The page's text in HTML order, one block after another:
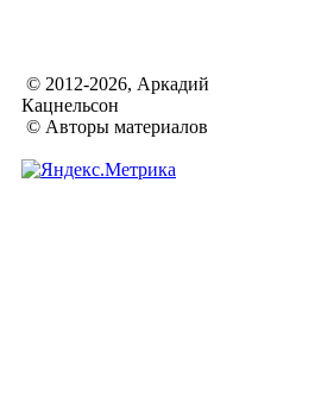
© 2012-2026, Аркадий
Кацнельсон
© Авторы материалов